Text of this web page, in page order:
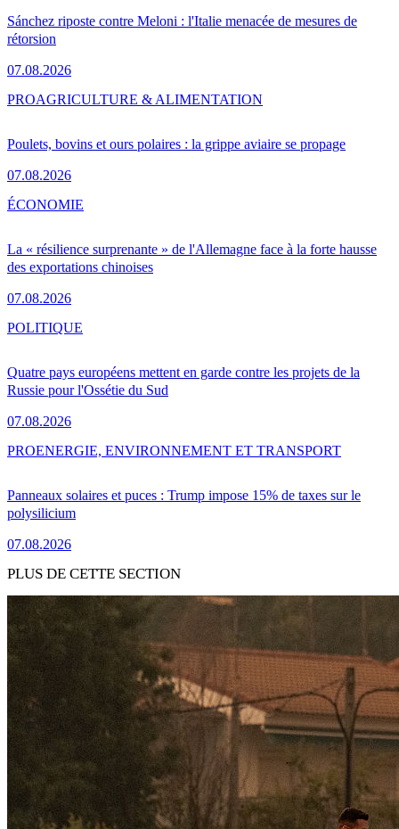
Sánchez riposte contre Meloni : l'Italie menacée de mesures de
rétorsion
07.08.2026
Poulets, bovins et ours polaires : la grippe aviaire se propage
07.08.2026
PROAGRICULTURE & ALIMENTATION
La « résilience surprenante » de l'Allemagne face à la forte hausse
des exportations chinoises
07.08.2026
ÉCONOMIE
Quatre pays européens mettent en garde contre les projets de la
Russie pour l'Ossétie du Sud
07.08.2026
POLITIQUE
Panneaux solaires et puces : Trump impose 15% de taxes sur le
polysilicium
07.08.2026
PROENERGIE, ENVIRONNEMENT ET TRANSPORT
PLUS DE CETTE SECTION